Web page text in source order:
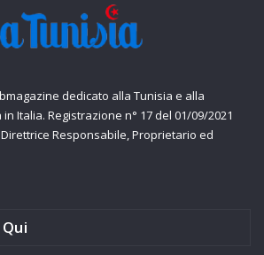
dedicato alla Tunisia e alla
Italia. Registrazione n° 17 del 01/09/2021
Responsabile, Proprietario ed